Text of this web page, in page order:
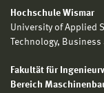
Hochschule Wismar
University of Applied
Technology, Business
Fakultät für
Bereich